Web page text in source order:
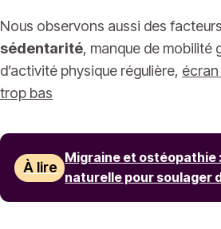
Nous observons aussi des
sédentarité, manque de mobilité
d’activité physique régulière,
trop bas
À lire
Migraine et ostéopathie
naturelle pour soulager